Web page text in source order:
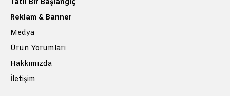
Tatlı Bir Başlangıç
Reklam & Banner
Medya
Ürün Yorumları
Hakkımızda
İletişim